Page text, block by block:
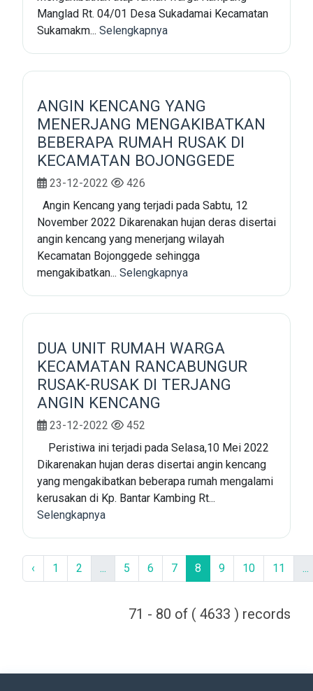
Manglad Rt. 04/01 Desa Sukadamai Kecamatan
Sukamakm... Selengkapnya
ANGIN KENCANG YANG
MENERJANG MENGAKIBATKAN
BEBERAPA RUMAH RUSAK DI
KECAMATAN BOJONGGEDE
23-12-2022
426
Angin Kencang yang terjadi pada Sabtu, 12
November 2022 Dikarenakan hujan deras disertai
angin kencang yang menerjang wilayah
Kecamatan Bojonggede sehingga
mengakibatkan... Selengkapnya
DUA UNIT RUMAH WARGA
KECAMATAN RANCABUNGUR
RUSAK-RUSAK DI TERJANG
ANGIN KENCANG
23-12-2022
452
Peristiwa ini terjadi pada Selasa,10 Mei 2022
Dikarenakan hujan deras disertai angin kencang
yang mengakibatkan beberapa rumah mengalami
kerusakan di Kp. Bantar Kambing Rt...
Selengkapnya
‹ 1 2 ... 5 6 7 8 9 10 11 ...
71 - 80 of ( 4633 ) records